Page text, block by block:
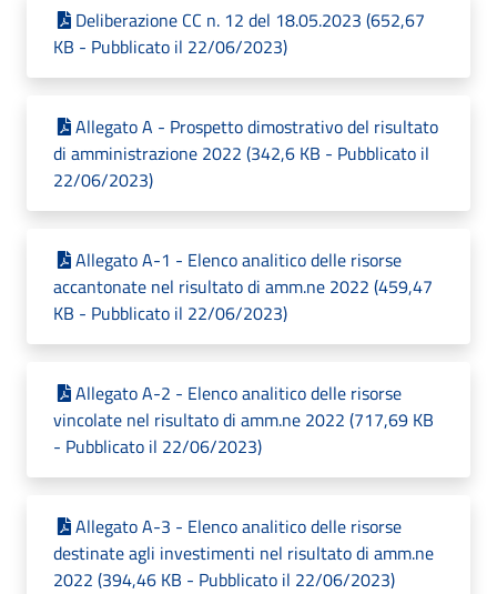
Deliberazione CC n. 12 del 18.05.2023 (652,67
KB - Pubblicato il 22/06/2023)
Allegato A - Prospetto dimostrativo del risultato
di amministrazione 2022 (342,6 KB - Pubblicato il
22/06/2023)
Allegato A-1 - Elenco analitico delle risorse
accantonate nel risultato di amm.ne 2022 (459,47
KB - Pubblicato il 22/06/2023)
Allegato A-2 - Elenco analitico delle risorse
vincolate nel risultato di amm.ne 2022 (717,69 KB
- Pubblicato il 22/06/2023)
Allegato A-3 - Elenco analitico delle risorse
destinate agli investimenti nel risultato di amm.ne
2022 (394,46 KB - Pubblicato il 22/06/2023)